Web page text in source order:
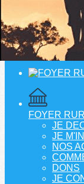
Ajoutez un logo,
Cliquez pour éditer
FOYER
JE
JE
NOS
DONS
JE